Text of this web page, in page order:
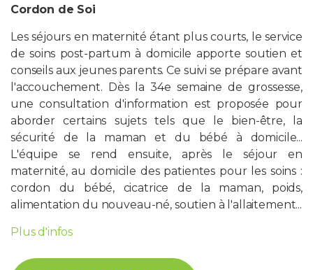
Cordon de Soi
Les séjours en maternité étant plus courts, le service
de soins post-partum à domicile apporte soutien et
conseils aux jeunes parents. Ce suivi se prépare avant
l'accouchement. Dès la 34e semaine de grossesse,
une consultation d'information est proposée pour
aborder certains sujets tels que le bien-être, la
sécurité de la maman et du bébé à domicile...
L'équipe se rend ensuite, après le séjour en
maternité, au domicile des patientes pour les soins :
cordon du bébé, cicatrice de la maman, poids,
alimentation du nouveau-né, soutien à l'allaitement...
Plus d'infos